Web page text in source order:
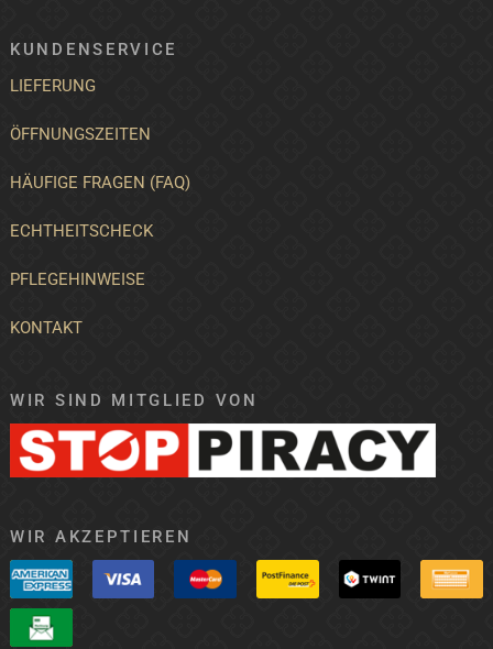
KUNDENSERVICE
LIEFERUNG
ÖFFNUNGSZEITEN
HÄUFIGE FRAGEN (FAQ)
ECHTHEITSCHECK
PFLEGEHINWEISE
KONTAKT
WIR SIND MITGLIED VON
WIR AKZEPTIEREN